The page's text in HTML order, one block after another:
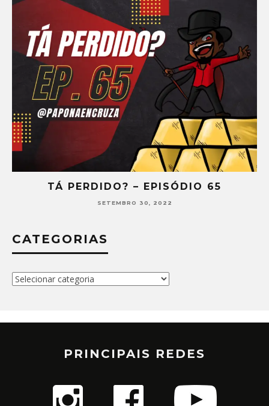
TÁ PERDIDO? – EPISÓDIO 65
SETEMBRO 30, 2022
CATEGORIAS
Categorias
PRINCIPAIS REDES